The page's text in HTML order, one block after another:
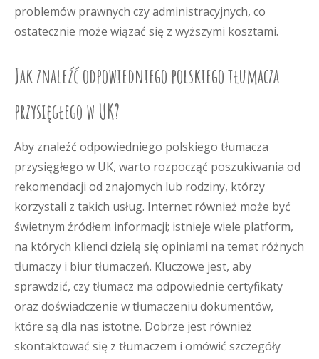
problemów prawnych czy administracyjnych, co
ostatecznie może wiązać się z wyższymi kosztami.
Jak znaleźć odpowiedniego polskiego tłumacza
przysięgłego w UK?
Aby znaleźć odpowiedniego polskiego tłumacza
przysięgłego w UK, warto rozpocząć poszukiwania od
rekomendacji od znajomych lub rodziny, którzy
korzystali z takich usług. Internet również może być
świetnym źródłem informacji; istnieje wiele platform,
na których klienci dzielą się opiniami na temat różnych
tłumaczy i biur tłumaczeń. Kluczowe jest, aby
sprawdzić, czy tłumacz ma odpowiednie certyfikaty
oraz doświadczenie w tłumaczeniu dokumentów,
które są dla nas istotne. Dobrze jest również
skontaktować się z tłumaczem i omówić szczegóły